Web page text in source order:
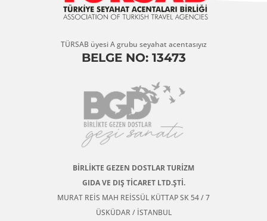
TÜRSAB üyesi A grubu seyahat acentasıyız
BELGE NO: 13473
BİRLİKTE GEZEN DOSTLAR TURİZM
GIDA VE DIŞ TİCARET LTD.ŞTİ.
MURAT REİS MAH REİSSÜL KÜTTAP SK 54 / 7
ÜSKÜDAR / İSTANBUL